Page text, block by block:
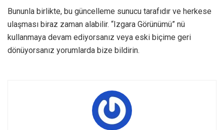
Bununla birlikte, bu güncelleme sunucu tarafıdır ve herkese
ulaşması biraz zaman alabilir. “Izgara Görünümü” nü
kullanmaya devam ediyorsanız veya eski biçime geri
dönüyorsanız yorumlarda bize bildirin.